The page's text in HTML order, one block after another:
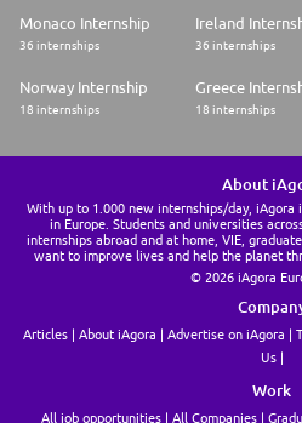
Monaco Internship
36 internships
Ireland
36 internships
Norway Internship
18 internships
Greece
18 internships
About
With up to 1.000 new internships/day,
in Europe. Students and universities
internships abroad and at home, VIE,
want to improve lives and help the planet
© 2026 iAgora
Articles About iAgora Advertise on iAgora
Us
Work
All job opportunities All Companies